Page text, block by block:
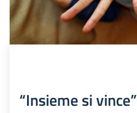
“Insieme si vince”